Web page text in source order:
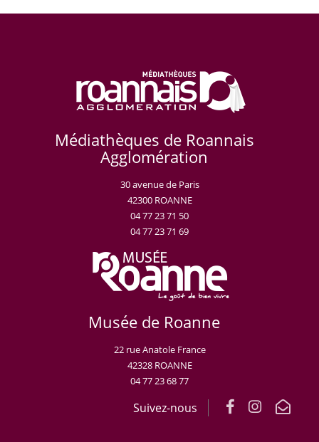
Médiathèques de Roannais
Agglomération
30 avenue de Paris
42300 ROANNE
04 77 23 71 50
04 77 23 71 69
Musée de Roanne
22 rue Anatole France
42328 ROANNE
04 77 23 68 77
Suivez-nous